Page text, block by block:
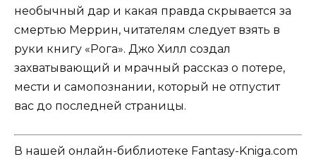
необычный дар и какая правда скрывается за
смертью Меррин, читателям следует взять в
руки книгу «Рога». Джо Хилл создал
захватывающий и мрачный рассказ о потере,
мести и самопознании, который не отпустит
вас до последней страницы.
В нашей онлайн-библиотеке Fantasy-Kniga.com